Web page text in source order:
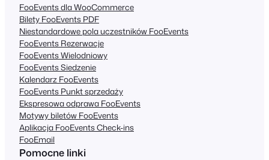
FooEvents dla WooCommerce
Bilety FooEvents PDF
Niestandardowe pola uczestników FooEvents
FooEvents Rezerwacje
FooEvents Wielodniowy
FooEvents Siedzenie
Kalendarz FooEvents
FooEvents Punkt sprzedaży
Ekspresowa odprawa FooEvents
Motywy biletów FooEvents
Aplikacja FooEvents Check-ins
FooEmail
Pomocne linki